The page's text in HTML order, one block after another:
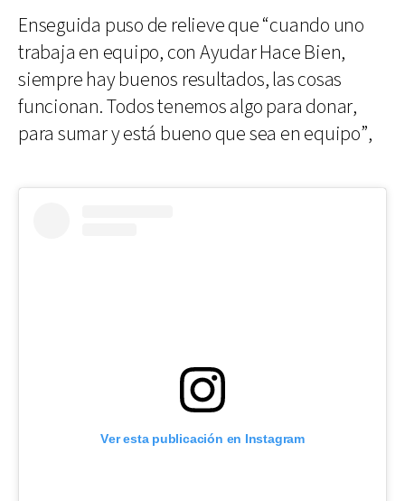
Enseguida puso de relieve que “cuando uno
trabaja en equipo, con Ayudar Hace Bien,
siempre hay buenos resultados, las cosas
funcionan. Todos tenemos algo para donar,
para sumar y está bueno que sea en equipo”,
Ver esta publicación en Instagram